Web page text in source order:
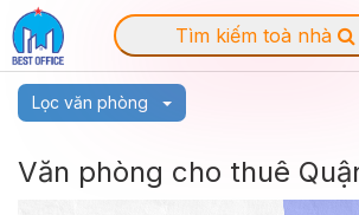
Tìm kiếm toà nhà
Văn phòng cho thuê